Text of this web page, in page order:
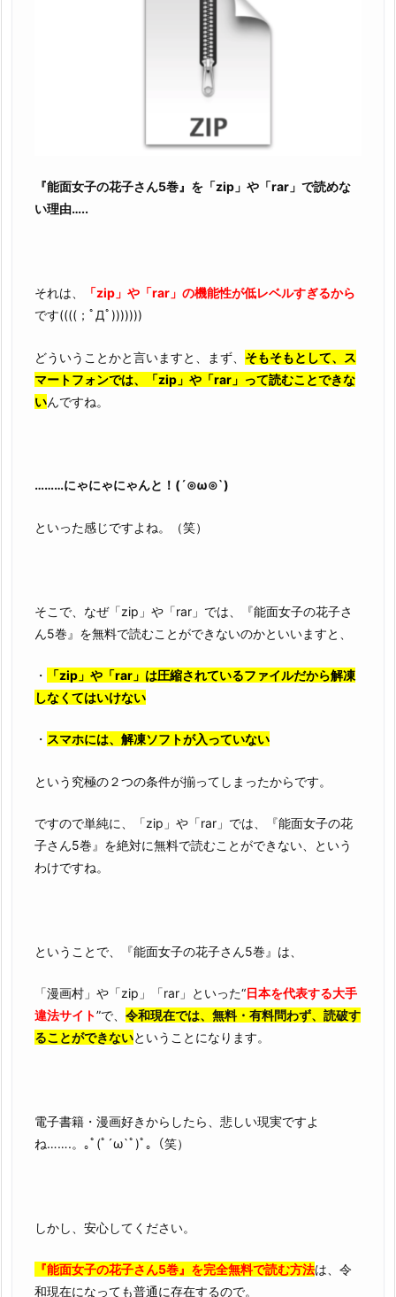
『能面女子の花子さん5巻』を「zip」や「rar」で読めな
い理由…..
それは、
「zip」や「rar」の機能性が低レベルすぎるから
です((((；ﾟДﾟ)))))))
どういうことかと言いますと、まず、 そもそもとして、ス
マートフォンでは、「zip」や「rar」って読むことできな
いんですね。
………にゃにゃにゃんと！(´⊙ω⊙`)
といった感じですよね。（笑）
そこで、なぜ「zip」や「rar」では、『能面女子の花子さ
ん5巻』を無料で読むことができないのかといいますと、
・
「zip」や「rar」は圧縮されているファイルだから解凍
しなくてはいけない
・ スマホには、解凍ソフトが入っていない
という究極の２つの条件が揃ってしまったからです。
ですので単純に、「zip」や「rar」では、『能面女子の花
子さん5巻』を絶対に無料で読むことができない、という
わけですね。
ということで、『能面女子の花子さん5巻』は、
「漫画村」や「zip」「rar」といった“日本を代表する大手
違法サイト”で、 令和現在では、無料・有料問わず、読破す
ることができないということになります。
電子書籍・漫画好きからしたら、悲しい現実ですよ
ね…….。｡ﾟ(ﾟ´ω`ﾟ)ﾟ｡（笑）
しかし、安心してください。
『能面女子の花子さん5巻』を完全無料で読む方法は、令
和現在になっても普通に存在するので。